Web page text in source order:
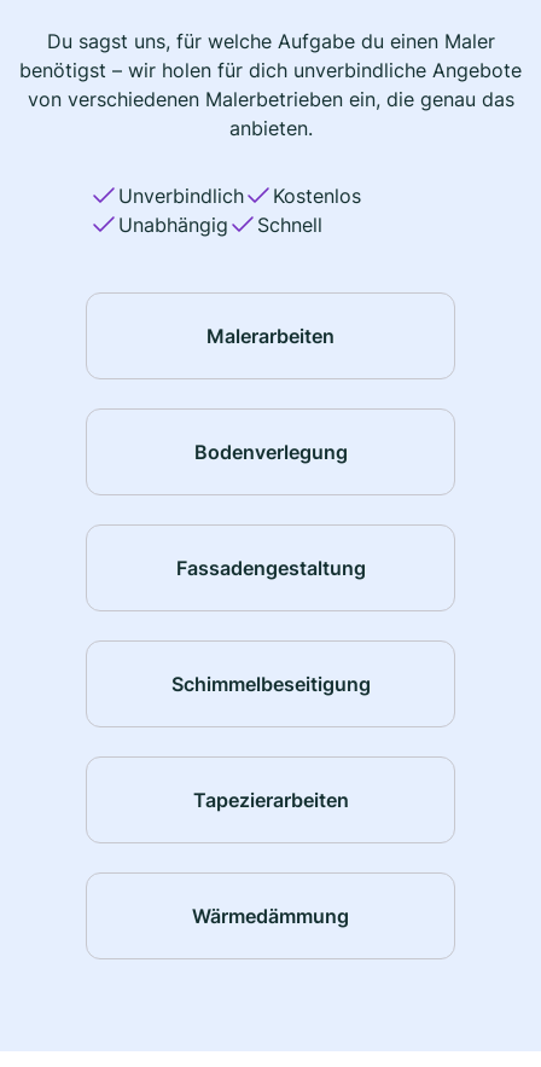
Du sagst uns, für welche Aufgabe du einen Maler
benötigst – wir holen für dich unverbindliche Angebote
von verschiedenen Malerbetrieben ein, die genau das
anbieten.
Unverbindlich
Kostenlos
Unabhängig
Schnell
Malerarbeiten
Bodenverlegung
Fassadengestaltung
Schimmelbeseitigung
Tapezierarbeiten
Wärmedämmung